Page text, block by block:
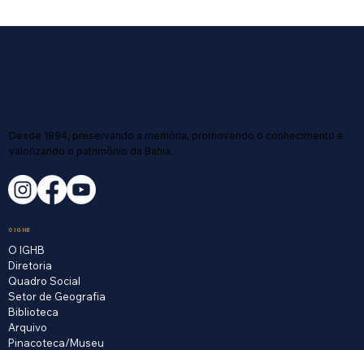
Desde 1894, preservando a memória, promovendo o conhecimento e
valorizando o patrimônio da Bahia.
O IGHB
O IGHB
Diretoria
Quadro Social
Setor de Geografia
Biblioteca
Arquivo
Pinacoteca/Museu